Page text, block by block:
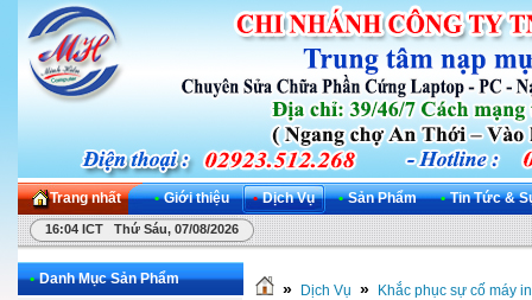
Trang nhất • Giới thiệu • Dịch Vụ • Sản Phẩm • Tin Tức &
16:04 ICT Thứ Sáu, 07/08/2026
• Danh Mục Sản Phẩm
» Dịch Vụ » Khắc phục sự cố máy in